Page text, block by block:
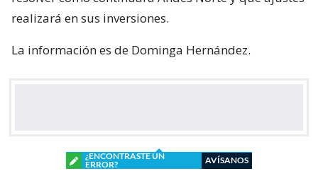
realizará en sus inversiones.
La información es de Dominga Hernández.
¿ENCONTRASTE UN
ERROR?
AVÍSANOS